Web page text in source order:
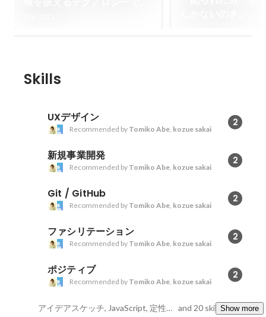
Skills
UXデザイン 2
Recommended by Tomiko Abe kozue sakai
新規事業開発 2
Recommended by Tomiko Abe kozue sakai
Git / GitHub 2
Recommended by Tomiko Abe kozue sakai
ファシリテーション 2
Recommended by Tomiko Abe kozue sakai
ポジティブ 2
Recommended by Tomiko Abe kozue sakai
アイデアスケッチ, JavaScript, 定性分析 and 20 skillsShow more